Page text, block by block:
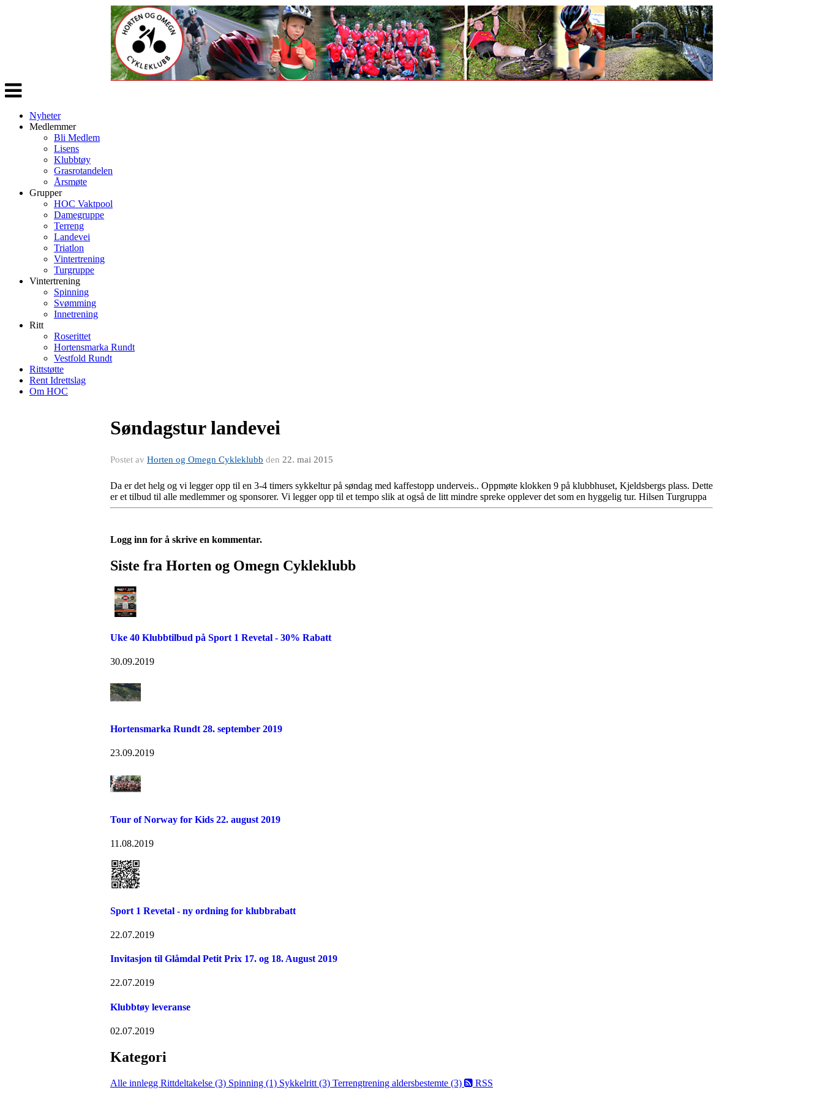
Veksle
navigasjon
Nyheter
Medlemmer
Bli Medlem
Lisens
Klubbtøy
Grasrotandelen
Årsmøte
Grupper
HOC Vaktpool
Damegruppe
Terreng
Landevei
Triatlon
Vintertrening
Turgruppe
Vintertrening
Spinning
Svømming
Innetrening
Ritt
Roserittet
Hortensmarka Rundt
Vestfold Rundt
Rittstøtte
Rent Idrettslag
Om HOC
Søndagstur landevei
Postet av Horten og Omegn Cykleklubb den 22. mai 2015
Da er det helg og vi legger opp til en 3-4 timers sykkeltur på søndag med kaffestopp underveis.. Oppmøte klokken 9 på klubbhuset, Kjeldsbergs plass. Dette
er et tilbud til alle medlemmer og sponsorer. Vi legger opp til et tempo slik at også de litt mindre spreke opplever det som en hyggelig tur. Hilsen Turgruppa
Logg inn for å skrive en kommentar.
Siste fra Horten og Omegn Cykleklubb
Uke 40 Klubbtilbud på Sport 1 Revetal - 30% Rabatt
30.09.2019
Hortensmarka Rundt 28. september 2019
23.09.2019
Tour of Norway for Kids 22. august 2019
11.08.2019
Sport 1 Revetal - ny ordning for klubbrabatt
22.07.2019
Invitasjon til Glåmdal Petit Prix 17. og 18. August 2019
22.07.2019
Klubbtøy leveranse
02.07.2019
Kategori
Alle innlegg Rittdeltakelse (3) Spinning (1) Sykkelritt (3) Terrengtrening aldersbestemte (3) RSS